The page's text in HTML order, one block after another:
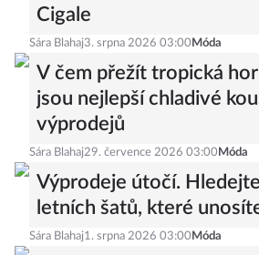
Cigale
Sára Blahaj3. srpna 2026 03:00 Móda
V čem přežít tropická
jsou nejlepší chladivé
výprodejů
Sára Blahaj29. července 2026 03:00 Móda
Výprodeje útočí.
letních šatů, které
Sára Blahaj1. srpna 2026 03:00 Móda